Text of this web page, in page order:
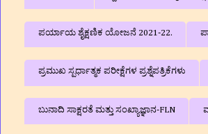
ಪರ್ಯಾಯ ಶೈಕ್ಷಣಿಕ ಯೋಜನೆ 2021-22.
ಪ್ರಮುಖ ಸ್ಪರ್ಧಾತ್ಮಕ ಪರೀಕ್ಷೆಗಳ ಪ್ರಶ್ನೆಪತ್ರಿಕೆಗಳು
ಬುನಾದಿ ಸಾಕ್ಷರತೆ ಮತ್ತು ಸಂಖ್ಯಾಜ್ಞಾನ-FLN